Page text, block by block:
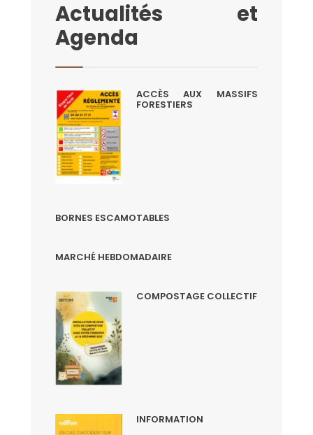
Actualités et
Agenda
ACCÈS AUX MASSIFS
FORESTIERS
BORNES ESCAMOTABLES
MARCHÉ HEBDOMADAIRE
COMPOSTAGE COLLECTIF
INFORMATION